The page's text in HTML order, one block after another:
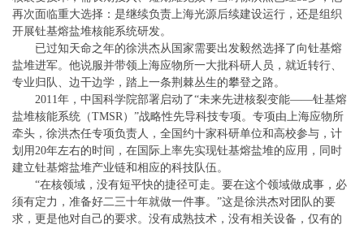
再次面临重大选择：是继续负责上海光源后续建设运行，还是组织
开展钍基熔盐堆核能系统研发。
已过知天命之年的徐洪杰从国家需要出发毅然选择了向钍基熔
盐堆进军。他说服并带领上海应物所一大批科研人员，就近转行、
专业归队、边干边学，踏上一条荆棘丛生的攀登之路。
2011年，中国科学院部署启动了“未来先进核裂变能——钍基熔
盐堆核能系统（TMSR）”战略性先导科技专项。专项由上海应物所
牵头，徐洪杰任专项负责人，全国约十家科研单位和高校参与，计
划用20年左右的时间，在国际上率先实现钍基熔盐堆的应用，同时
建立钍基熔盐堆产业链和相应的科技队伍。
“在核领域，没有短平快的捷径可走。要在这个领域做成事，必
须有定力，准备好二三十年就做一件事。”这是徐洪杰对团队的要
求，更是他对自己的要求。没有成熟技术，没有相关设备，仅有的